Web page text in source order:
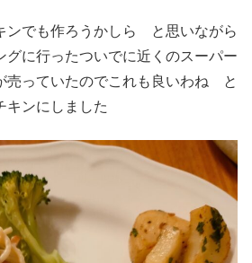
ンでも作ろうかしら と思いながら
グに行ったついでに近くのスーパー
売っていたのでこれも良いわね と
キンにしました